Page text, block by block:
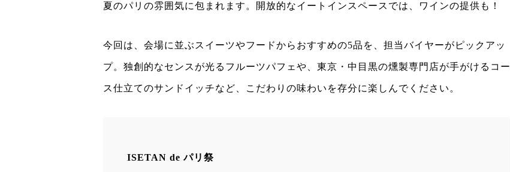
夏のパリの雰囲気に包まれます。開放的なイートインスペースでは、ワインの提供も！
今回は、会場に並ぶスイーツやフードからおすすめの5品を、担当バイヤーがピックアッ
プ。独創的なセンスが光るフルーツパフェや、東京・中目黒の燻製専門店が手がけるコー
ス仕立てのサンドイッチなど、こだわりの味わいを存分に楽しんでください。
ISETAN deパリ祭